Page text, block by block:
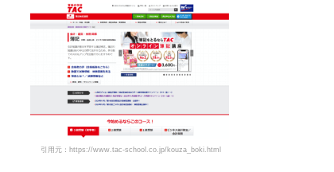
引用元：https://www.tac-school.co.jp/kouza_boki.html